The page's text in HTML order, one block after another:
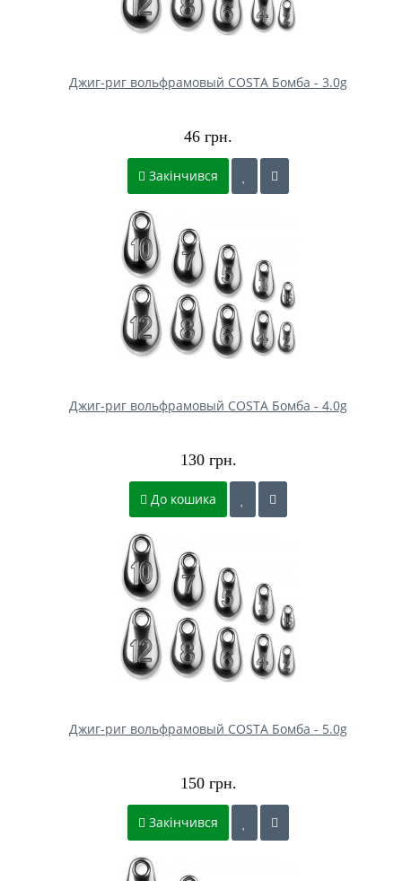
Джиг-риг вольфрамовый COSTA Бомба - 3.0g
46 грн.
Закінчився
Джиг-риг вольфрамовый COSTA Бомба - 4.0g
130 грн.
До кошика
Джиг-риг вольфрамовый COSTA Бомба - 5.0g
150 грн.
Закінчився